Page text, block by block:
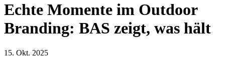
Echte Momente im Outdoor
Branding: BAS zeigt, was hält
15. Okt. 2025